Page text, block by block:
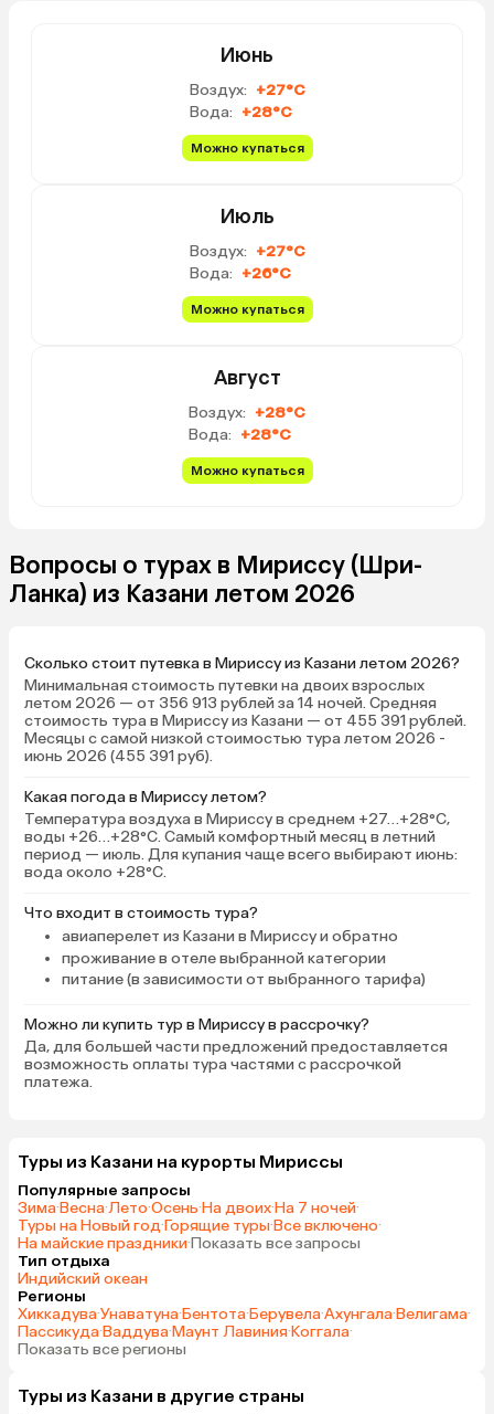
Июнь
Воздух: +27°C
Вода: +28°C
Можно купаться
Июль
Воздух: +27°C
Вода: +26°C
Можно купаться
Август
Воздух: +28°C
Вода: +28°C
Можно купаться
Вопросы о турах в Мириссу (Шри-
Ланка) из Казани летом 2026
Сколько стоит путевка в Мириссу из Казани летом 2026?
Минимальная стоимость путевки на двоих взрослых
летом 2026 — от 356 913 рублей за 14 ночей. Средняя
стоимость тура в Мириссу из Казани — от 455 391 рублей.
Месяцы с самой низкой стоимостью тура летом 2026 -
июнь 2026 (455 391 руб).
Какая погода в Мириссу летом?
Температура воздуха в Мириссу в среднем +27…+28°C,
воды +26…+28°C. Самый комфортный месяц в летний
период — июль. Для купания чаще всего выбирают июнь:
вода около +28°C.
Что входит в стоимость тура?
авиаперелет из Казани в Мириссу и обратно
проживание в отеле выбранной категории
питание (в зависимости от выбранного тарифа)
Можно ли купить тур в Мириссу в рассрочку?
Да, для большей части предложений предоставляется
возможность оплаты тура частями с рассрочкой
платежа.
Туры из Казани на курорты Мириссы
Популярные запросы
Зима·Весна·Лето·Осень·На двоих·На 7 ночей·
Туры на Новый год·Горящие туры·Все включено·
На майские праздники·Показать все запросы
Тип отдыха
Индийский океан
Регионы
Хиккадува·Унаватуна·Бентота·Берувела·Ахунгала·Велигама·
Пассикуда·Ваддува·Маунт Лавиния·Коггала·
Показать все регионы
Туры из Казани в другие страны